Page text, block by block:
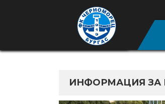
ИНФОРМАЦИЯ ЗА